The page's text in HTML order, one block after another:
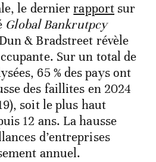
le dernierrapport sur
Global Bankrutpcy
& Bradstreet révèle
Sur un total de
65 % des pays ont
des faillites en 2024
soit le plus haut
12 ans. La hausse
d’entreprises
annuel.